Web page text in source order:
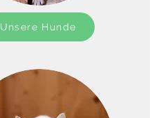
Unsere Hunde